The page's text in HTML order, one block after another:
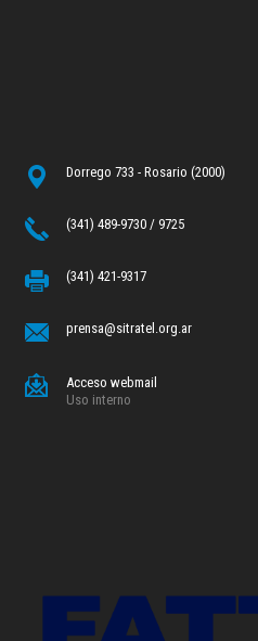
Dorrego 733 - Rosario (2000)
(341) 489-9730 / 9725
(341) 421-9317
prensa@sitratel.org.ar
Acceso webmail
Uso interno